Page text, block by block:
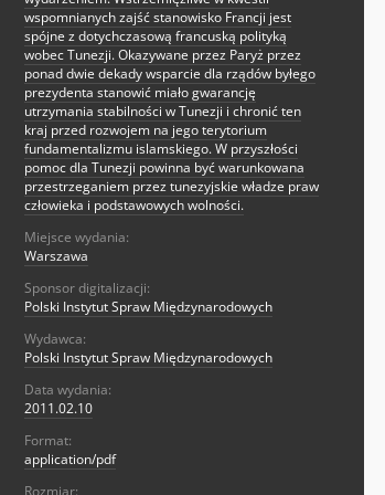
wspomnianych zajść stanowisko Francji jest
spójne z dotychczasową francuską polityką
wobec Tunezji. Okazywane przez Paryż przez
ponad dwie dekady wsparcie dla rządów byłego
prezydenta stanowić miało gwarancję
utrzymania stabilności w Tunezji i chronić ten
kraj przed rozwojem na jego terytorium
fundamentalizmu islamskiego. W przyszłości
pomoc dla Tunezji powinna być warunkowana
przestrzeganiem przez tunezyjskie władze praw
człowieka i podstawowych wolności.
Miejsce wydania:
Warszawa
Sponsor digitalizacji:
Polski Instytut Spraw Międzynarodowych
Wydawca:
Polski Instytut Spraw Międzynarodowych
Data wydania:
2011.02.10
Format:
application/pdf